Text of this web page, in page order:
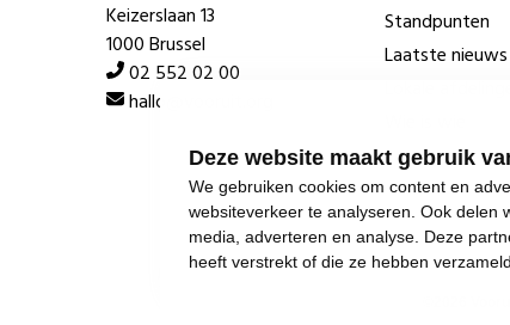
Deze website maakt gebruik
We gebruiken cookies om content en
websiteverkeer te analyseren. Ook delen
media, adverteren en analyse. Deze
heeft verstrekt of die ze hebben
Keizerslaan 13
1000 Brussel
02 552 02 00
hallo@vooruit.org
Standpunten
Laatste nieuws